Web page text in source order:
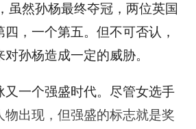
虽然孙杨最终夺冠，两位英国
，一个第五。但不可否认，
孙杨造成一定的威胁。
又一个强盛时代。尽管女选手
物出现，但强盛的标志就是奖